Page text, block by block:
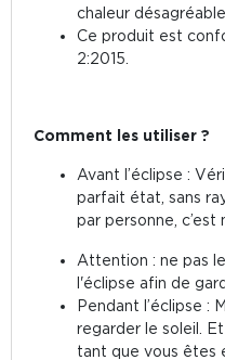
chaleur
Ce produit est
2:2015.
Comment les utiliser ?
Avant l’éclipse :
parfait état, sans
par personne, c’est
Attention : ne pas
l'éclipse afin de
Pendant l’éclipse :
regarder le soleil.
tant que vous êtes